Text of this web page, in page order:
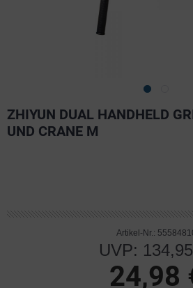
ZHIYUN DUAL HANDHELD
UND CRANE M
Artikel-Nr.:
UVP:
24,98